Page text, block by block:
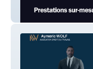
Indea.agency